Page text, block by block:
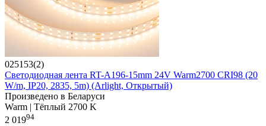
025153(2)
Светодиодная лента RT-A196-15mm 24V Warm2700 CRI98 (20
W/m, IP20, 2835, 5m) (Arlight, Открытый)
Произведено в Беларуси
Warm | Тёплый 2700 K
2 01994